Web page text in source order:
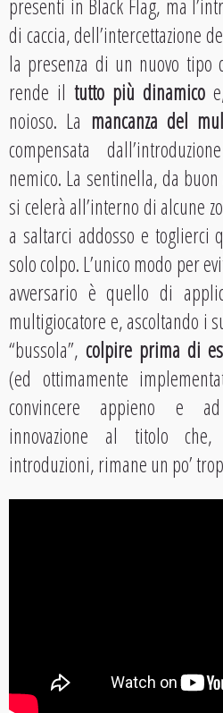
presenti in Black Flag, ma
di caccia, dell’intercettazione
la presenza di un nuovo
rende il tutto più dinamico
noioso. La mancanza del
compensata
nemico. La sentinella, da
si celerà all’interno di alcune
a saltarci addosso e toglierci
solo colpo. L’unico modo per
avversario è quello di
multigiocatore e, ascoltando i
“bussola”, colpire prima di
(ed ottimamente
convincere appieno e
innovazione al titolo
introduzioni, rimane un po’